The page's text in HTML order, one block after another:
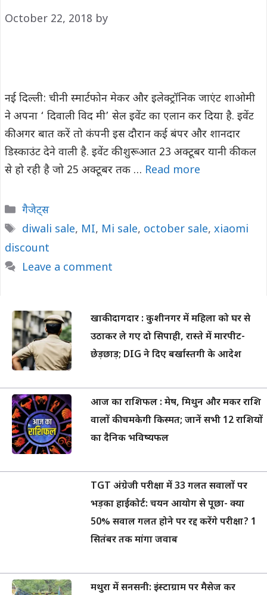
October 22, 2018 by
नई दिल्ली: चीनी स्मार्टफोन मेकर और इलेक्ट्रॉनिक जाएंट शाओमी
ने अपना ‘ दिवाली विद मी’ सेल इवेंट का एलान कर दिया है. इवेंट
की अगर बात करें तो कंपनी इस दौरान कई बंपर और शानदार
डिस्काउंट देने वाली है. इवेंट की शुरूआत 23 अक्टूबर यानी की कल
से हो रही है जो 25 अक्टूबर तक … Read more
Categories
गैजेट्स
Tags
diwali sale, MI, Mi sale, october sale, xiaomi
discount
Leave a comment
खाकी दागदार : कुशीनगर में महिला को घर से
उठाकर ले गए दो सिपाही, रास्ते में मारपीट-
छेड़छाड़; DIG ने दिए बर्खास्तगी के आदेश
आज का राशिफल : मेष, मिथुन और मकर राशि
वालों की चमकेगी किस्मत; जानें सभी 12 राशियों
का दैनिक भविष्यफल
TGT अंग्रेजी परीक्षा में 33 गलत सवालों पर
भड़का हाईकोर्ट: चयन आयोग से पूछा- क्या
50% सवाल गलत होने पर रद्द करेंगे परीक्षा? 1
सितंबर तक मांगा जवाब
मथुरा में सनसनी: इंस्टाग्राम पर मैसेज कर